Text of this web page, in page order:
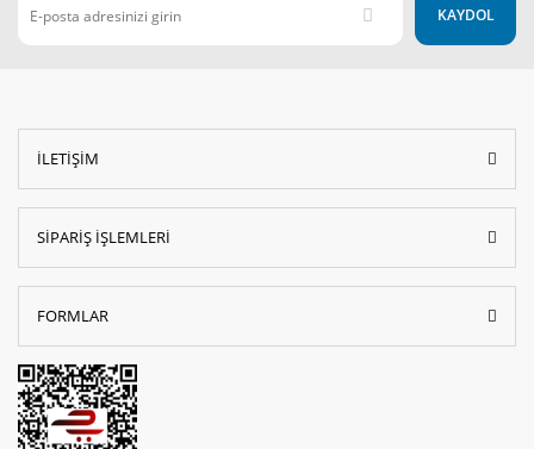
KAYDOL
İLETİŞİM
SİPARİŞ İŞLEMLERİ
FORMLAR